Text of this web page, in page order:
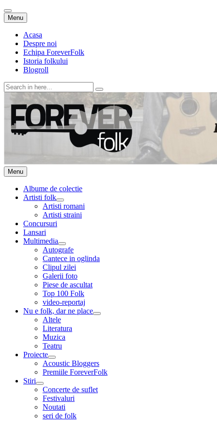
Menu Skip
to
content
Acasa
Despre noi
Echipa ForeverFolk
Istoria folkului
Blogroll
Search
for:
ForeverFolk
Muzica sufletului tau
Menu Skip
to
content
Albume de colectie
Artisti folk
expand
child
menu
Artisti romani
Artisti straini
Concursuri
Lansari
Multimedia
expand
child
menu
Autografe
Cantece in oglinda
Clipul zilei
Galerii foto
Piese de ascultat
Top 100 Folk
video-reportaj
Nu e folk, dar ne place
expand
Altele
Literatura
Muzica
Teatru
Proiecte
expand
child
menu
Acoustic Bloggers
Premiile ForeverFolk
Stiri
expand
child
menu
Concerte de suflet
Festivaluri
Noutati
seri de folk